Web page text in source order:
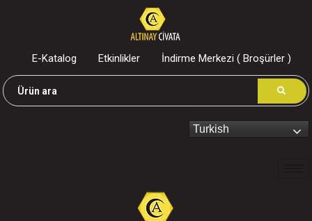
E-Katalog Etkinlikler İndirme Merkezi ( Broşürler )
Turkish